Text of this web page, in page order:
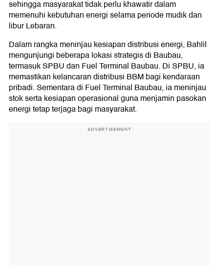
sehingga masyarakat tidak perlu khawatir dalam
memenuhi kebutuhan energi selama periode mudik dan
libur Lebaran.
Dalam rangka meninjau kesiapan distribusi energi, Bahlil
mengunjungi beberapa lokasi strategis di Baubau,
termasuk SPBU dan Fuel Terminal Baubau. Di SPBU, ia
memastikan kelancaran distribusi BBM bagi kendaraan
pribadi. Sementara di Fuel Terminal Baubau, ia meninjau
stok serta kesiapan operasional guna menjamin pasokan
energi tetap terjaga bagi masyarakat.
ADVERTISEMENT